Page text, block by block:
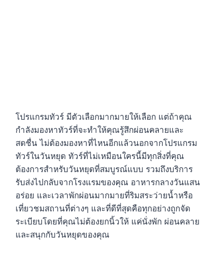
โปรแกรมทัวร์ มีตัวเลือกมากมายให้เลือก แต่ถ้าคุณ
กำลังมองหาทัวร์ที่จะทำให้คุณรู้สึกผ่อนคลายและ
สดชื่น ไม่ต้องมองหาที่ไหนอีกแล้วนอกจากโปรแกรม
ทัวร์ในวันหยุด ทัวร์ที่ไม่เหมือนใครนี้มีทุกสิ่งที่คุณ
ต้องการสำหรับวันหยุดที่สมบูรณ์แบบ รวมถึงบริการ
รับส่งไปกลับจากโรงแรมของคุณ อาหารกลางวันแสน
อร่อย และเวลาพักผ่อนมากมายที่ริมสระว่ายน้ำหรือ
เที่ยวชมสถานที่ต่างๆ และที่ดีที่สุดคือทุกอย่างถูกจัด
ระเบียบโดยที่คุณไม่ต้องยกนิ้วให้ แค่นั่งพัก ผ่อนคลาย
และสนุกกับวันหยุดของคุณ